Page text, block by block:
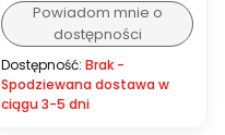
Powiadom mnie o
dostępności
Dostępność: Brak -
Spodziewana dostawa w
ciągu 3-5 dni